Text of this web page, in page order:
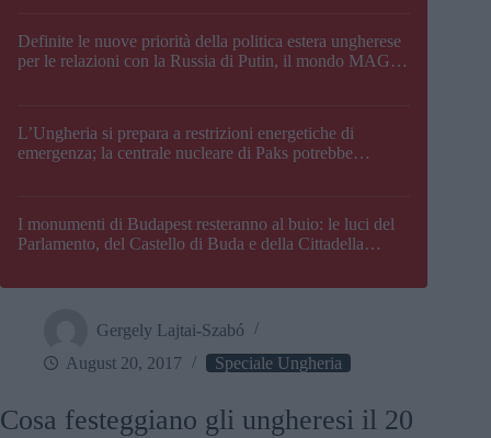
Definite le nuove priorità della politica estera ungherese
per le relazioni con la Russia di Putin, il mondo MAGA,
L’Ungheria si prepara a restrizioni energetiche di
emergenza; la centrale nucleare di Paks potrebbe
I monumenti di Budapest resteranno al buio: le luci del
Parlamento, del Castello di Buda e della Cittadella
Gergely Lajtai-Szabó
August 20, 2017
Speciale Ungheria
Cosa festeggiano gli ungheresi il 20